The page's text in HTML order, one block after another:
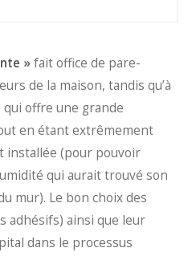
»fait office de pare-
de la maison, tandis qu’à
offre une grande
en étant extrêmement
installée (pour pouvoir
qui aurait trouvé son
mur). Le bon choix des
adhésifs) ainsi que leur
dans le processus